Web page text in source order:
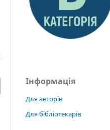
Інформація
Для авторів
Для бібліотекарів